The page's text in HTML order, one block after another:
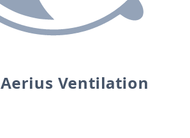
Aerius Ventilation